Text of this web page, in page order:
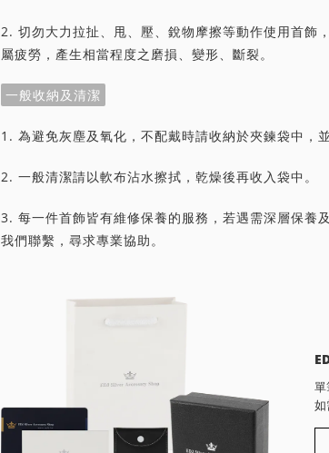
2. 切勿大力拉扯、甩、壓、銳物摩擦等動作使用首飾
屬疲勞，產生相當程度之磨損、變形、斷裂。
一般收納及清潔
1. 為避免灰塵及氧化，不配戴時請收納於夾鍊袋中，
2. 一般清潔請以軟布沾水擦拭，乾燥後再收入袋中。
3. 每一件首飾皆有維修保養的服務，若遇需深層保養
我們聯繫，尋求專業協助。
單
如